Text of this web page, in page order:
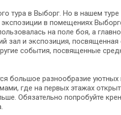
тура в Выборг. Но в нашем туре
в помещениях
на поле боя, а
зал и экспозиция,
события, посвященные
большое разнообразие уютных
где на первых этажах
Обязательно попробуйте